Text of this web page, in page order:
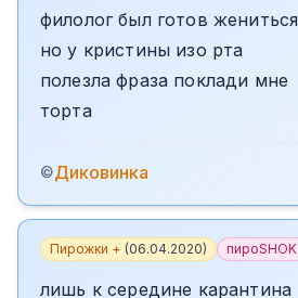
филолог был готов жениться
но у кристины изо рта
полезла фраза поклади мне
торта
©Диковинка
Пирожки + (06.04.2020) пироSHOK
лишь к середине карантина